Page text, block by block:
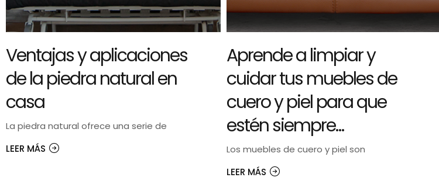
Ventajas y aplicaciones
de la piedra natural en
casa
La piedra natural ofrece una serie de
LEER MÁS
Aprende a limpiar y
cuidar tus muebles de
cuero y piel para que
estén siempre…
Los muebles de cuero y piel son
LEER MÁS